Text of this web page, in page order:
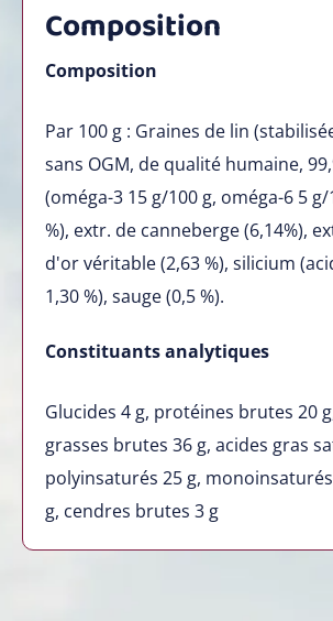
Composition
Composition
Par 100 g : Graines de lin
sans OGM, de qualité humaine,
(oméga-3 15 g/100 g, oméga-6 5 g/
%), extr. de canneberge (6,14%),
d'or véritable (2,63 %), silicium
1,30 %), sauge (0,5 %).
Constituants analytiques
Glucides 4 g, protéines brutes 20
grasses brutes 36 g, acides gras
polyinsaturés 25 g,
g, cendres brutes 3 g